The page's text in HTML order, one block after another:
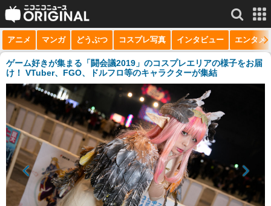
サービス一覧 もっと見る
niconico
動画
生放送
ニュース
チャンネル
マンガ
アニメ マンガ どうぶつ コスプレ写真 インタビュー エンタメ
ゲーム好きが集まる「闘会議2019」のコスプレエリアの様子をお届
け！ VTuber、FGO、ドルフロ等のキャラクターが集結